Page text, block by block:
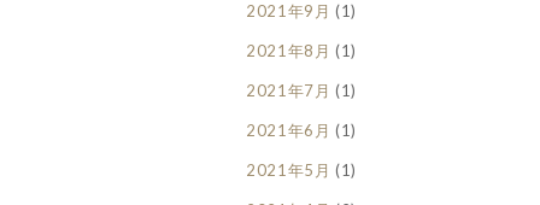
2021年9月 (1)
2021年8月 (1)
2021年7月 (1)
2021年6月 (1)
2021年5月 (1)